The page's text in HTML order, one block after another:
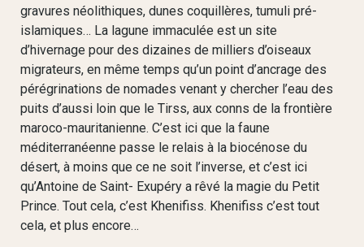
gravures néolithiques, dunes coquillères, tumuli pré-
islamiques… La lagune immaculée est un site
d’hivernage pour des dizaines de milliers d’oiseaux
migrateurs, en même temps qu’un point d’ancrage des
pérégrinations de nomades venant y chercher l’eau des
puits d’aussi loin que le Tirss, aux conns de la frontière
maroco-mauritanienne. C’est ici que la faune
méditerranéenne passe le relais à la biocénose du
désert, à moins que ce ne soit l’inverse, et c’est ici
qu’Antoine de Saint- Exupéry a rêvé la magie du Petit
Prince. Tout cela, c’est Khenifiss. Khenifiss c’est tout
cela, et plus encore…